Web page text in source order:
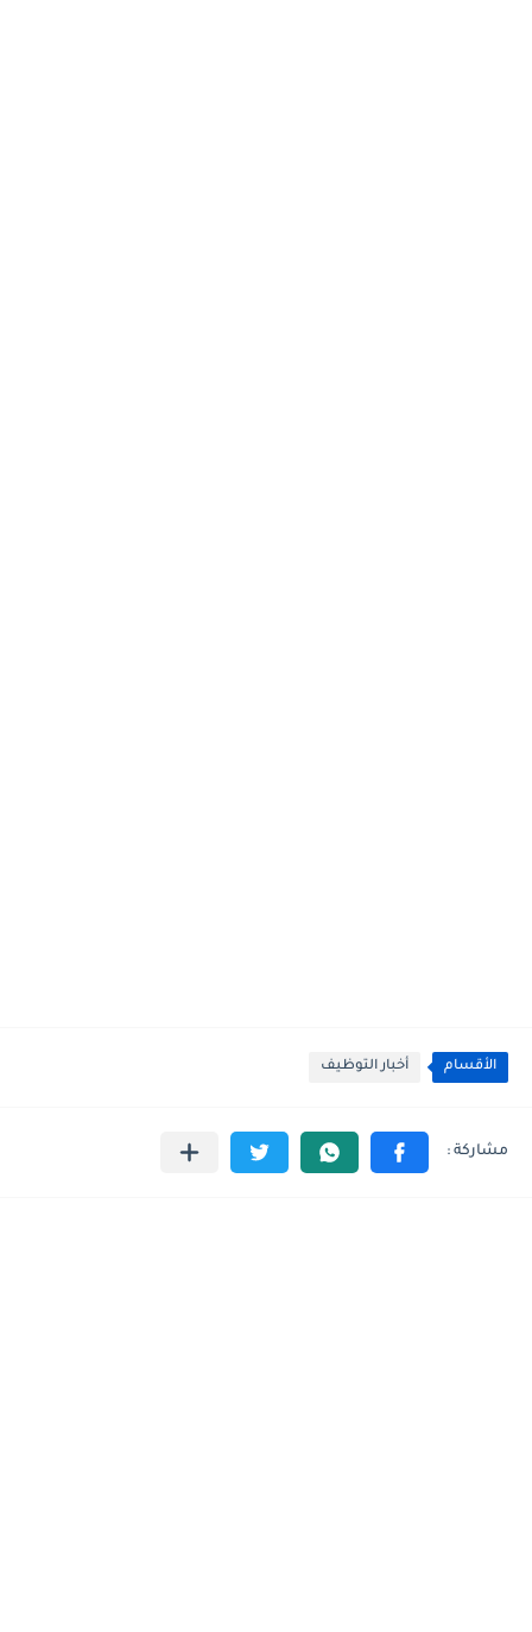
الأقسام أخبار التوظيف